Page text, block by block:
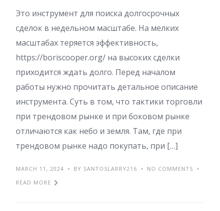
Это инструмент для поиска долгосрочных
сделок в недельном масштабе. На мелких
масштабах теряется эффективность,
https://boriscooper.org/ на высоких сделки
приходится ждать долго. Перед началом
работы нужно прочитать детальное описание
инструмента. Суть в том, что тактики торговли
при трендовом рынке и при боковом рынке
отличаются как небо и земля. Там, где при
трендовом рынке надо покупать, при […]
MARCH 11, 2024 BY SANTOSLARRY216
NO COMMENTS
READ MORE